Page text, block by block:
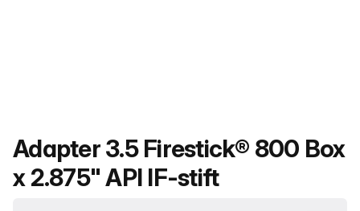
Produktnamn
Adapter 3.5 Firestick® 800 Box
x 2.875" API IF-stift